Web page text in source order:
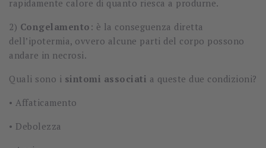
rapidamente calore di quanto riesca a produrne.
2) Congelamento : è la conseguenza diretta
dell’ipotermia, ovvero alcune parti del corpo possono
andare in necrosi.
Quali sono i sintomi associati a queste due condizioni?
• Affaticamento
• Debolezza